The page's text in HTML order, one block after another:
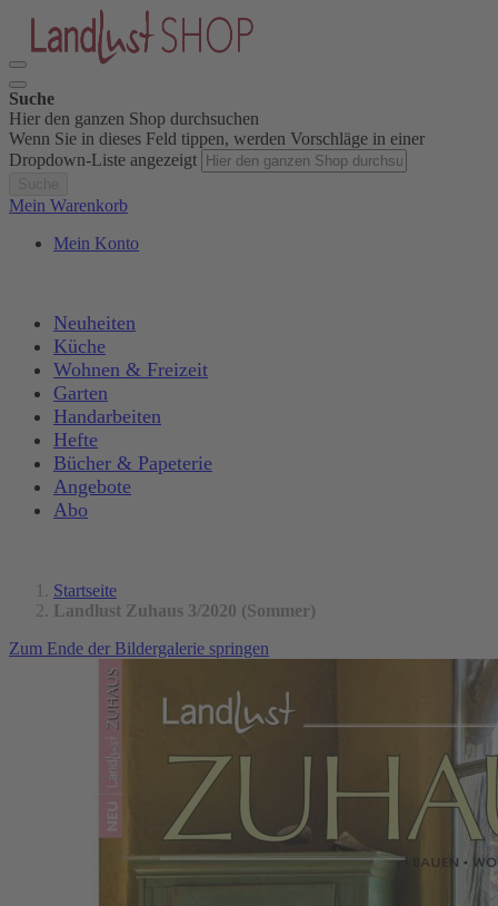
Suche
Hier den ganzen Shop durchsuchen
Wenn Sie in dieses Feld tippen, werden Vorschläge in einer
Dropdown-Liste angezeigt
Mein Warenkorb
Mein Konto
Neuheiten
Küche
Wohnen & Freizeit
Garten
Handarbeiten
Hefte
Bücher & Papeterie
Angebote
Abo
Startseite
Landlust Zuhaus 3/2020 (Sommer)
Zum Ende der Bildergalerie springen